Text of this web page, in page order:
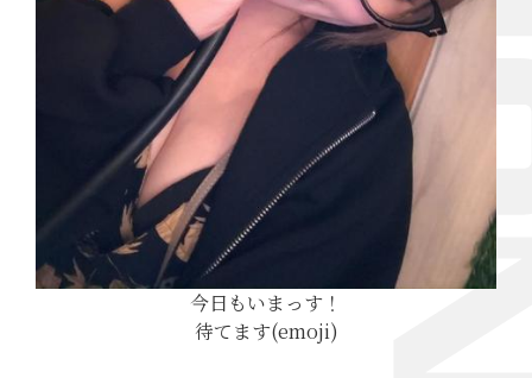
今日もいまっす！
待てます(emoji)